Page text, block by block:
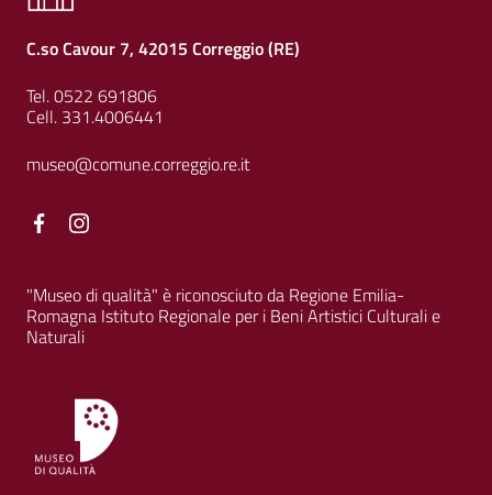
C.so Cavour 7, 42015 Correggio (RE)
Tel. 0522 691806
Cell. 331.4006441
museo@comune.correggio.re.it
Facebook
"Museo di qualità" è riconosciuto da Regione Emilia-
Romagna Istituto Regionale per i Beni Artistici Culturali e
Naturali